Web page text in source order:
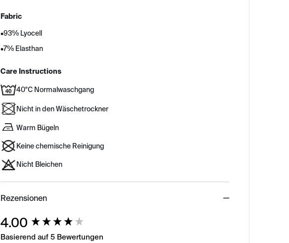
Fabric
•93% Lyocell
•7% Elasthan
Care Instructions
40°C Normalwaschgang
Nicht in den Wäschetrockner
Warm Bügeln
Keine chemische Reinigung
Nicht Bleichen
Rezensionen
4.00
Basierend auf 5 Bewertungen
New content loaded